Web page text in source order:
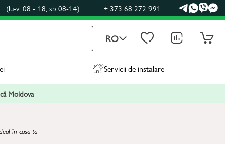
(lu-vi 08 - 18, sb 08-14) + 373 68 272 991
RO
Servicii de instalare
Moldova
în casa ta